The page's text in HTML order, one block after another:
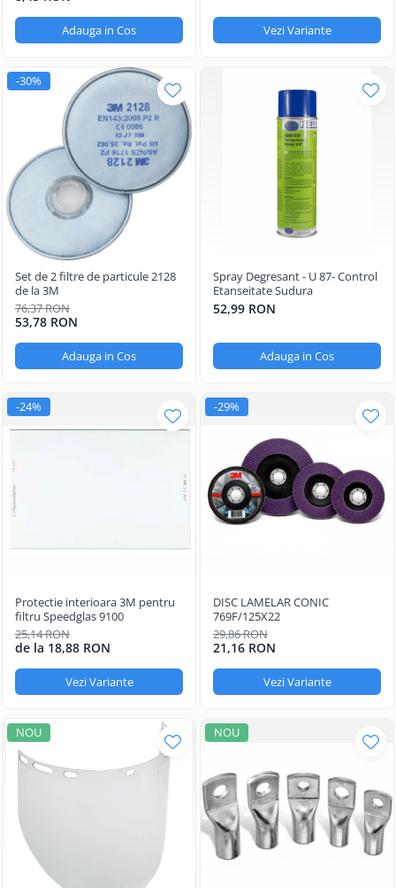
Adauga in Cos Vezi Variante
-30%
Set de 2 filtre de particule 2128
de la 3M
76,37 RON
53,78 RON
Adauga in Cos
Spray Degresant - U 87- Control
Etanseitate Sudura
52,99 RON
Adauga in Cos
-24%
Protectie interioara 3M pentru
filtru Speedglas 9100
25,14 RON
de la 18,88 RON
Vezi Variante
-29%
DISC LAMELAR CONIC
769F/125X22
29,86 RON
21,16 RON
Vezi Variante
NOU NOU